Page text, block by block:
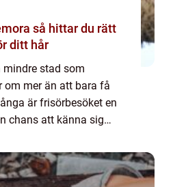
du rätt
ditt hår
stad som
om mer än att bara få
är frisörbesöket en
chans att känna sig
Boka frisör Hedemora